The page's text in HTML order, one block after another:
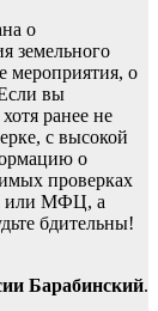
о
земельного
мероприятия, о
вы
ранее не
с высокой
о
проверках
или МФЦ, а
бдительны!
Барабинский.